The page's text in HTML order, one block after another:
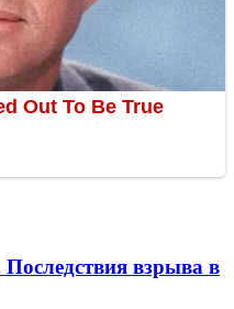
Последствия взрыва в